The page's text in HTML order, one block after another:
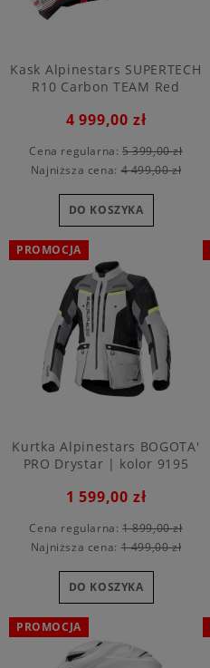
Kask Alpinestars SUPERTECH
R10 Carbon TEAM Red
4 999,00 zł
Cena regularna: 5 399,00 zł
Najniższa cena:4 499,00 zł
DO KOSZYKA
Kurtka Alpinestars BOGOTA'
PRO Drystar | kolor 9195
1 599,00 zł
Cena regularna: 1 899,00 zł
Najniższa cena:1 499,00 zł
DO KOSZYKA
PROMOCJA
PROMOCJA